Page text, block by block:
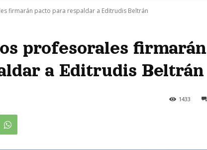
firmarán pacto para respaldar a Editrudis Beltrán
profesorales firmarán
a Editrudis Beltrán
1433